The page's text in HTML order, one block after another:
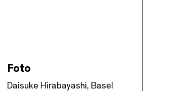
Foto
Daisuke Hirabayashi, Basel